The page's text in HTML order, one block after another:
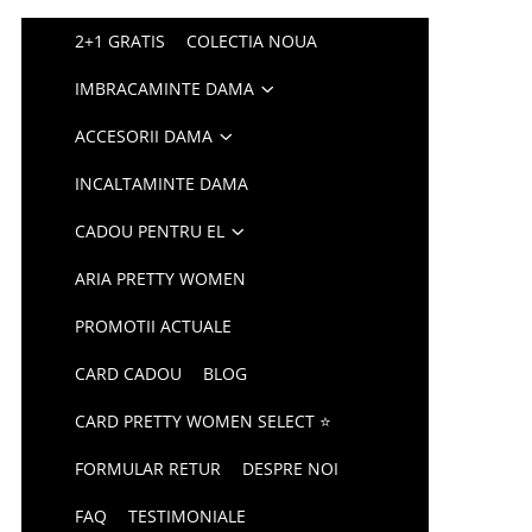
2+1 GRATIS COLECTIA NOUA
IMBRACAMINTE DAMA
ACCESORII DAMA
INCALTAMINTE DAMA
CADOU PENTRU EL
ARIA PRETTY WOMEN
PROMOTII ACTUALE
CARD CADOU BLOG
CARD PRETTY WOMEN SELECT ⭐
FORMULAR RETUR DESPRE NOI
FAQ TESTIMONIALE